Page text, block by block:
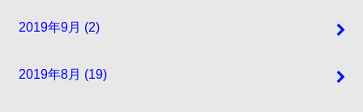
2019年9月 (2)
2019年8月 (19)